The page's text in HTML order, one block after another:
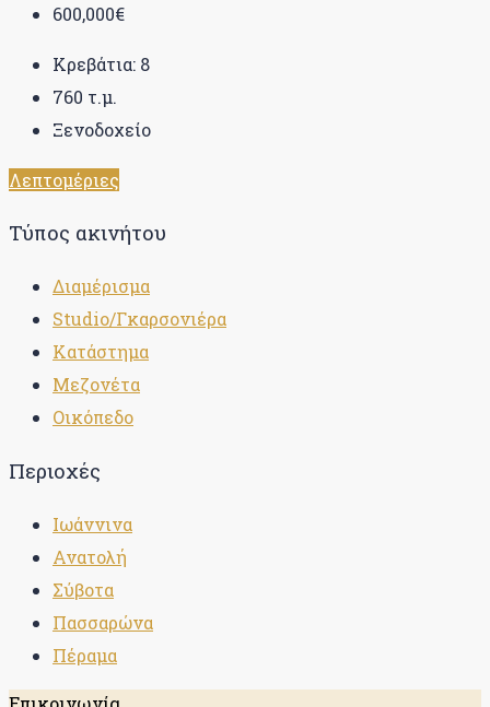
600,000€
Κρεβάτια: 8
760 τ.μ.
Ξενοδοχείο
Λεπτομέριες
Τύπος ακινήτου
Διαμέρισμα
Studio/Γκαρσονιέρα
Κατάστημα
Μεζονέτα
Οικόπεδο
Περιοχές
Ιωάννινα
Ανατολή
Σύβοτα
Πασσαρώνα
Πέραμα